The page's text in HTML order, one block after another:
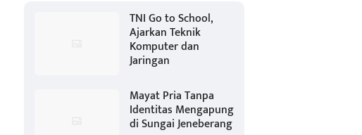
TNI Go to School,
Ajarkan Teknik
Komputer dan
Jaringan
Mayat Pria Tanpa
Identitas Mengapung
di Sungai Jeneberang